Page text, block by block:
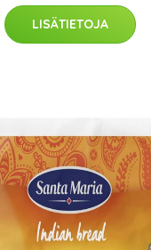
LISÄTIETOJA